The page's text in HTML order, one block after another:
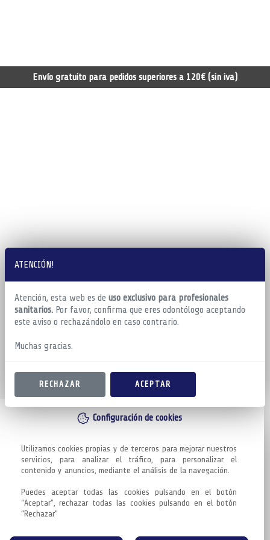
ATENCIÓN!
Atención, esta web es de uso exclusivo para profesionales
sanitarios. Por favor, confirma que eres odontólogo aceptando
este aviso o rechazándolo en caso contrario.
Muchas gracias.
RECHAZAR ACEPTAR
Configuración de cookies
Utilizamos cookies propias y de terceros para mejorar nuestros
servicios, para analizar el tráfico, para personalizar el
contenido y anuncios, mediante el análisis de la navegación.
Puedes aceptar todas las cookies pulsando en el botón
“Aceptar”, rechazar todas las cookies pulsando en el botón
“Rechazar”
Envío gratuito para pedidos superiores a 120€ (sin iva)